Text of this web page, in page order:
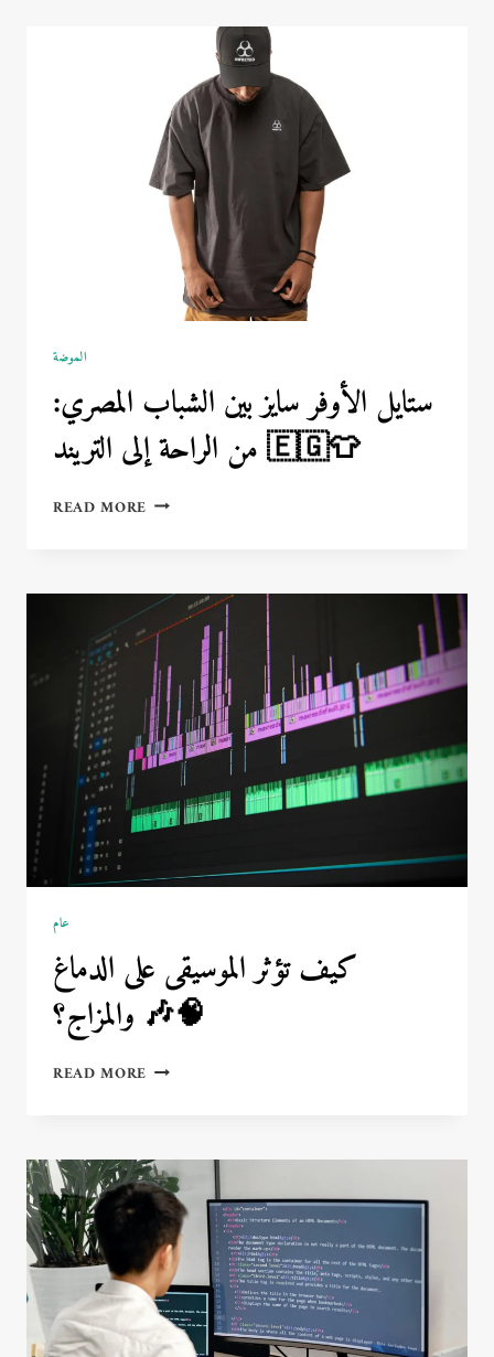
الموضة
ستايل الأوفر سايز بين الشباب المصري:
من الراحة إلى التريند 🇪🇬👕
READ MORE ستايل
الشباب
المصري:
من
الراحة
إلى
التريند
🇪🇬
👕
عام
كيف تؤثر الموسيقى على الدماغ
والمزاج؟ 🎶🧠
READ MORE كيف
الدماغ
والمزاج؟
🎶
🧠